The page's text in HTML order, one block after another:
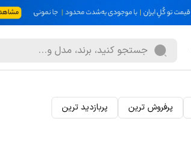
پرفروش ترین پربازدید ترین